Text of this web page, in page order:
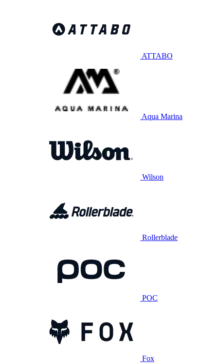
ATTABO
Aqua Marina
Wilson
Rollerblade
POC
Fox